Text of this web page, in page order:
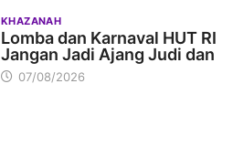
KHAZANAH
Lomba dan Karnaval HUT RI
Jangan Jadi Ajang Judi dan
07/08/2026